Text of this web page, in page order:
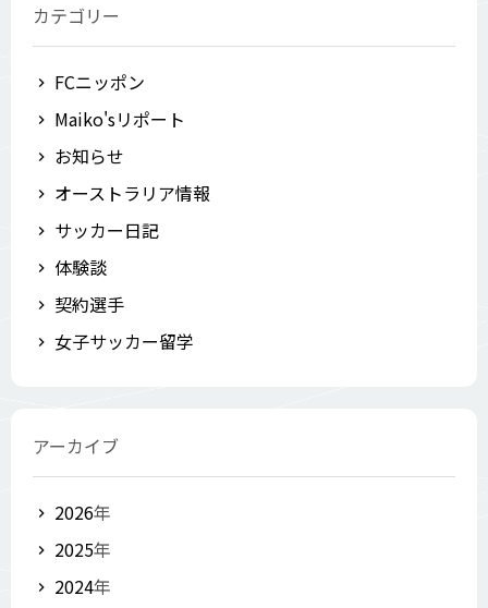
カテゴリー
FCニッポン
Maiko'sリポート
お知らせ
オーストラリア情報
サッカー日記
体験談
契約選手
女子サッカー留学
アーカイブ
2026年
2025年
2024年